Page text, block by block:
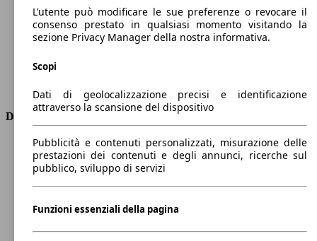
Coppia
144 nm
Cilindrata
1248 ccm
Carburante
GPL
Trasmissione
Dimensioni
Lunghezza
4070 mm
Altezza
1450 mm
Larghezza
Peso massimo
1560 kg
L’utente può modificare le sue preferenze o revocare il
consenso prestato in qualsiasi momento visitando la
sezione Privacy Manager della nostra informativa.
Scopi
Dati di geolocalizzazione precisi e identificazione
attraverso la scansione del dispositivo
Pubblicità e contenuti personalizzati, misurazione delle
prestazioni dei contenuti e degli annunci, ricerche sul
pubblico, sviluppo di servizi
Funzioni essenziali della pagina